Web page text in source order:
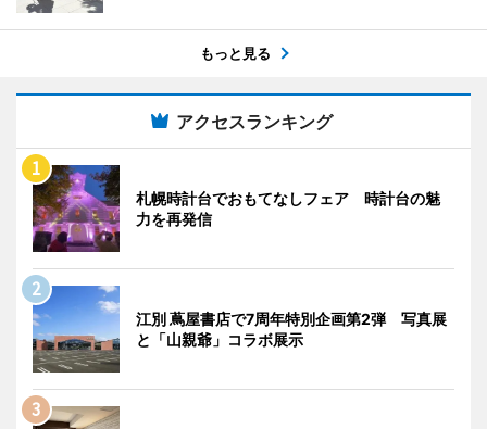
もっと見る
アクセスランキング
札幌時計台でおもてなしフェア 時計台の魅
力を再発信
江別 蔦屋書店で7周年特別企画第2弾 写真展
と「山親爺」コラボ展示